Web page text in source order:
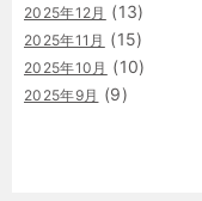
2025年12月 (13)
2025年11月 (15)
2025年10月 (10)
2025年9月 (9)